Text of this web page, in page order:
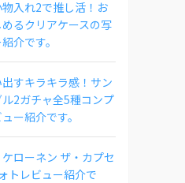
入れ2で推し活！お
るクリアケースの写
介です。
すキラキラ感！サン
2ガチャ全5種コンプ
ー紹介です。
ローネン ザ・カプセ
トレビュー紹介で